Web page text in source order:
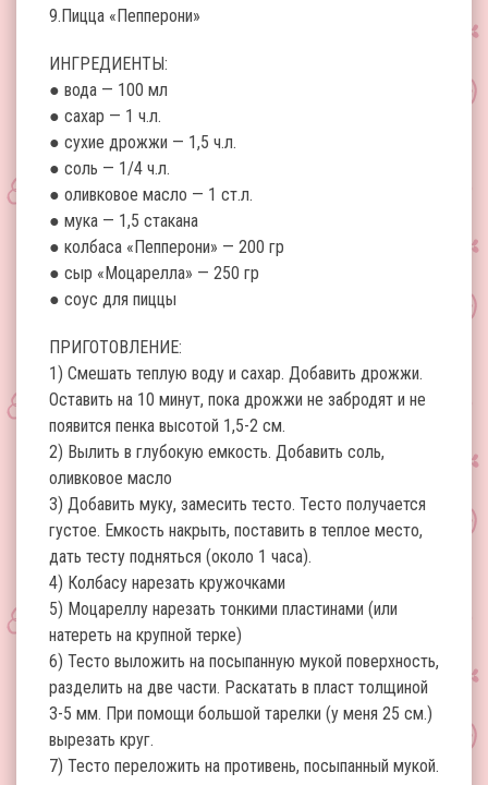
9.Пицца «Пепперони»
ИНГРЕДИЕНТЫ:
● вода — 100 мл
● сахар — 1 ч.л.
● сухие дрожжи — 1,5 ч.л.
● соль — 1/4 ч.л.
● оливковое масло — 1 ст.л.
● мука — 1,5 стакана
● колбаса «Пепперони» — 200 гр
● сыр «Моцарелла» — 250 гр
● соус для пиццы
ПРИГОТОВЛЕНИЕ:
1) Смешать теплую воду и сахар. Добавить дрожжи.
Оставить на 10 минут, пока дрожжи не забродят и не
появится пенка высотой 1,5-2 см.
2) Вылить в глубокую емкость. Добавить соль,
оливковое масло
3) Добавить муку, замесить тесто. Тесто получается
густое. Емкость накрыть, поставить в теплое место,
дать тесту подняться (около 1 часа).
4) Колбасу нарезать кружочками
5) Моцареллу нарезать тонкими пластинами (или
натереть на крупной терке)
6) Тесто выложить на посыпанную мукой поверхность,
разделить на две части. Раскатать в пласт толщиной
3-5 мм. При помощи большой тарелки (у меня 25 см.)
вырезать круг.
7) Тесто переложить на противень, посыпанный мукой.